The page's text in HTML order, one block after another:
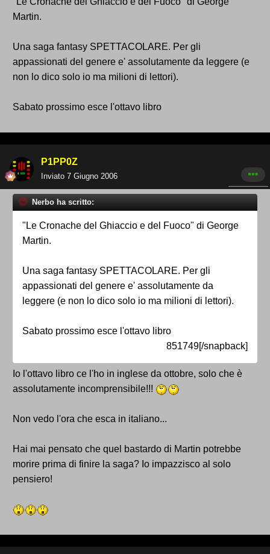
Martin.
Una saga fantasy SPETTACOLARE. Per gli
appassionati del genere e' assolutamente da leggere (e
non lo dico solo io ma milioni di lettori).
Sabato prossimo esce l'ottavo libro
P1PP0Z
Inviato 7 Giugno 2006
Nerbo ha scritto:
"Le Cronache del Ghiaccio e del Fuoco" di George
Martin.
Una saga fantasy SPETTACOLARE. Per gli
appassionati del genere e' assolutamente da
leggere (e non lo dico solo io ma milioni di lettori).
Sabato prossimo esce l'ottavo libro
851749[/snapback]
Io l'ottavo libro ce l'ho in inglese da ottobre, solo che è
assolutamente incomprensibile!!!
Non vedo l'ora che esca in italiano...
Hai mai pensato che quel bastardo di Martin potrebbe
morire prima di finire la saga? Io impazzisco al solo
pensiero!